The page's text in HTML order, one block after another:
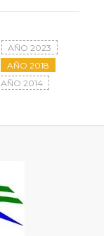
AÑO 2023
AÑO 2018
AÑO 2014